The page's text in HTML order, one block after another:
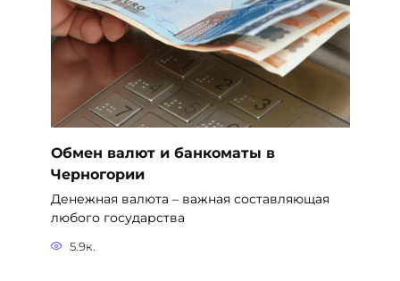
Обмен валют и банкоматы в
Черногории
Денежная валюта – важная составляющая
любого государства
5.9к.